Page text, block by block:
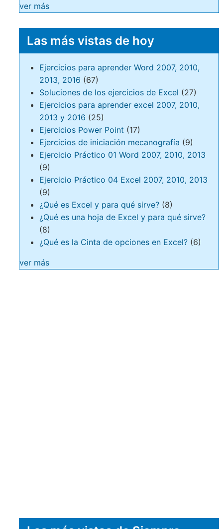
ver más
Las más vistas de hoy
Ejercicios para aprender Word 2007, 2010,
2013, 2016 (67)
Soluciones de los ejercicios de Excel (27)
Ejercicios para aprender excel 2007, 2010,
2013 y 2016 (25)
Ejercicios Power Point (17)
Ejercicios de iniciación mecanografía (9)
Ejercicio Práctico 01 Word 2007, 2010, 2013
(9)
Ejercicio Práctico 04 Excel 2007, 2010, 2013
(9)
¿Qué es Excel y para qué sirve? (8)
¿Qué es una hoja de Excel y para qué sirve?
(8)
¿Qué es la Cinta de opciones en Excel? (6)
ver más